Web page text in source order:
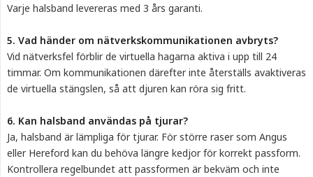
Varje halsband levereras med 3 års garanti.
5. Vad händer om nätverkskommunikationen avbryts?
Vid nätverksfel förblir de virtuella hagarna aktiva i upp till 24
timmar. Om kommunikationen därefter inte återställs avaktiveras
de virtuella stängslen, så att djuren kan röra sig fritt.
6. Kan halsband användas på tjurar?
Ja, halsband är lämpliga för tjurar. För större raser som Angus
eller Hereford kan du behöva längre kedjor för korrekt passform.
Kontrollera regelbundet att passformen är bekväm och inte